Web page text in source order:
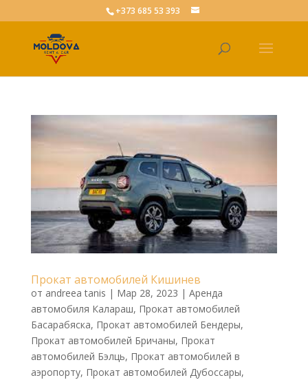
+373 685 53 393
Прокат автомобилей Кишинев
от andreea tanis | Мар 28, 2023 | Аренда
автомобиля Калараш, Прокат автомобилей
Басарабяска, Прокат автомобилей Бендеры,
Прокат автомобилей Бричаны, Прокат
автомобилей Бэлць, Прокат автомобилей в
аэропорту, Прокат автомобилей Дубоссары,